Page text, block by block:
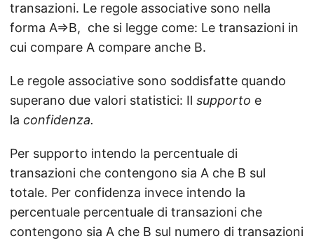
transazioni. Le regole associative sono nella
forma A=>B, che si legge come: Le transazioni in
cui compare A compare anche B.
Le regole associative sono soddisfatte quando
superano due valori statistici: Il supporto e
la confidenza.
Per supporto intendo la percentuale di
transazioni che contengono sia A che B sul
totale. Per confidenza invece intendo la
percentuale percentuale di transazioni che
contengono sia A che B sul numero di transazioni